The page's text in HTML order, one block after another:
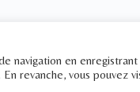
navigation en
revanche, vous pouvez